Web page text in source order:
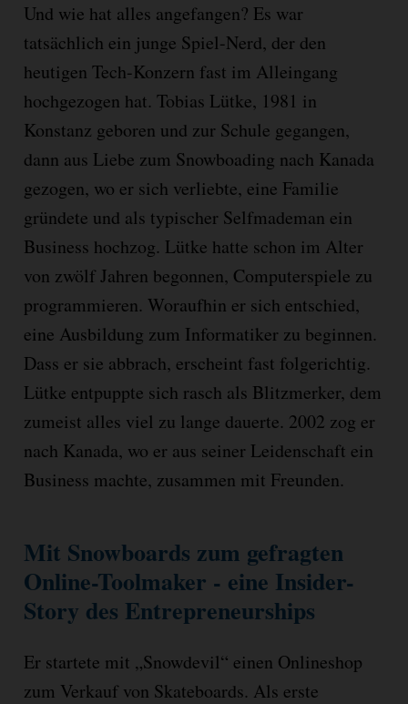
Und wie hat alles angefangen? Es war
tatsächlich ein junge Spiel-Nerd, der den
heutigen Tech-Konzern fast im Alleingang
hochgezogen hat. Tobias Lütke, 1981 in
Konstanz geboren und zur Schule gegangen,
dann aus Liebe zum Snowboading nach Kanada
gezogen, wo er sich verliebte, eine Familie
gründete und als typischer Selfmademan ein
Business hochzog. Lütke hatte schon im Alter
von zwölf Jahren begonnen, Computerspiele zu
programmieren. Woraufhin er sich entschied,
eine Ausbildung zum Informatiker zu beginnen.
Dass er sie abbrach, erscheint fast folgerichtig.
Lütke entpuppte sich rasch als Blitzmerker, dem
zumeist alles viel zu lange dauerte. 2002 zog er
nach Kanada, wo er aus seiner Leidenschaft ein
Business machte, zusammen mit Freunden.
Mit Snowboards zum gefragten
Online-Toolmaker - eine Insider-
Story des Entrepreneurships
Er startete mit „Snowdevil“ einen Onlineshop
zum Verkauf von Skateboards. Als erste